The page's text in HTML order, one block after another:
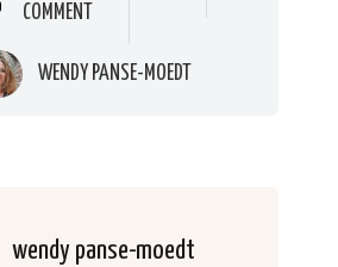
COMMENT
WENDY PANSE-MOEDT
wendy panse-moedt